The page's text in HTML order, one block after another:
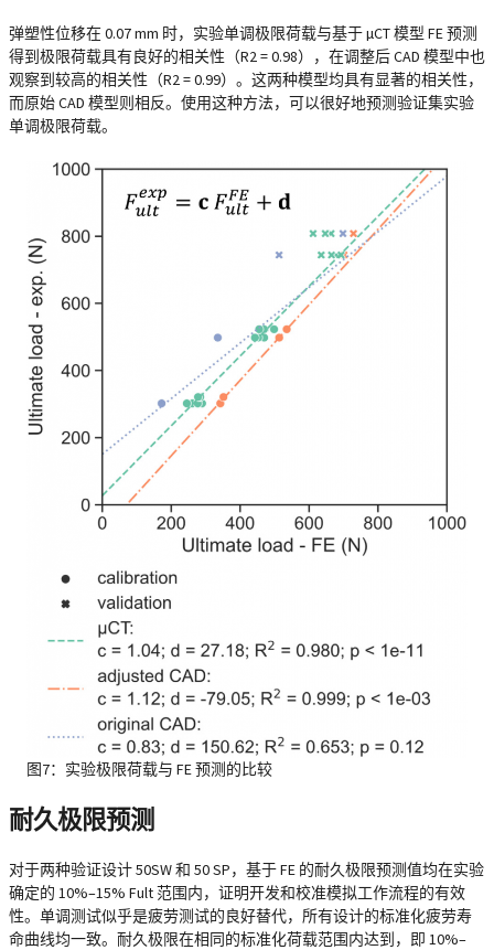
弹塑性位移在 0.07 mm 时，实验单调极限荷载与基于 µCT 模型 FE 预测
得到极限荷载具有良好的相关性（R2 = 0.98），在调整后 CAD 模型中也
观察到较高的相关性（R2 = 0.99）。这两种模型均具有显著的相关性，
而原始 CAD 模型则相反。使用这种方法，可以很好地预测验证集实验
单调极限荷载。
图7：实验极限荷载与 FE 预测的比较
耐久极限预测
对于两种验证设计 50SW 和 50 SP，基于 FE 的耐久极限预测值均在实验
确定的 10%–15% Fult 范围内，证明开发和校准模拟工作流程的有效
性。单调测试似乎是疲劳测试的良好替代，所有设计的标准化疲劳寿
命曲线均一致。耐久极限在相同的标准化荷载范围内达到，即 10%–